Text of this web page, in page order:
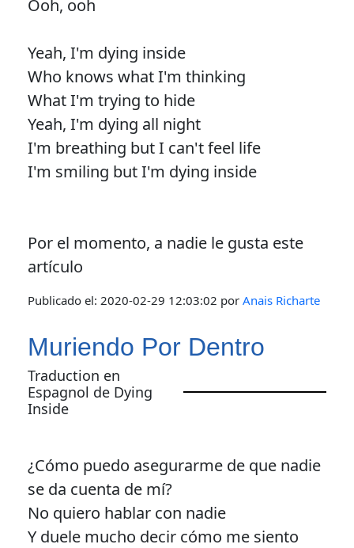
Ooh, ooh
Yeah, I'm dying inside
Who knows what I'm thinking
What I'm trying to hide
Yeah, I'm dying all night
I'm breathing but I can't feel life
I'm smiling but I'm dying inside
Por el momento, a nadie le gusta este
artículo
Publicado el: 2020-02-29 12:03:02 por Anais Richarte
Muriendo Por Dentro
Traduction en
Espagnol de Dying
Inside
¿Cómo puedo asegurarme de que nadie
se da cuenta de mí?
No quiero hablar con nadie
Y duele mucho decir cómo me siento